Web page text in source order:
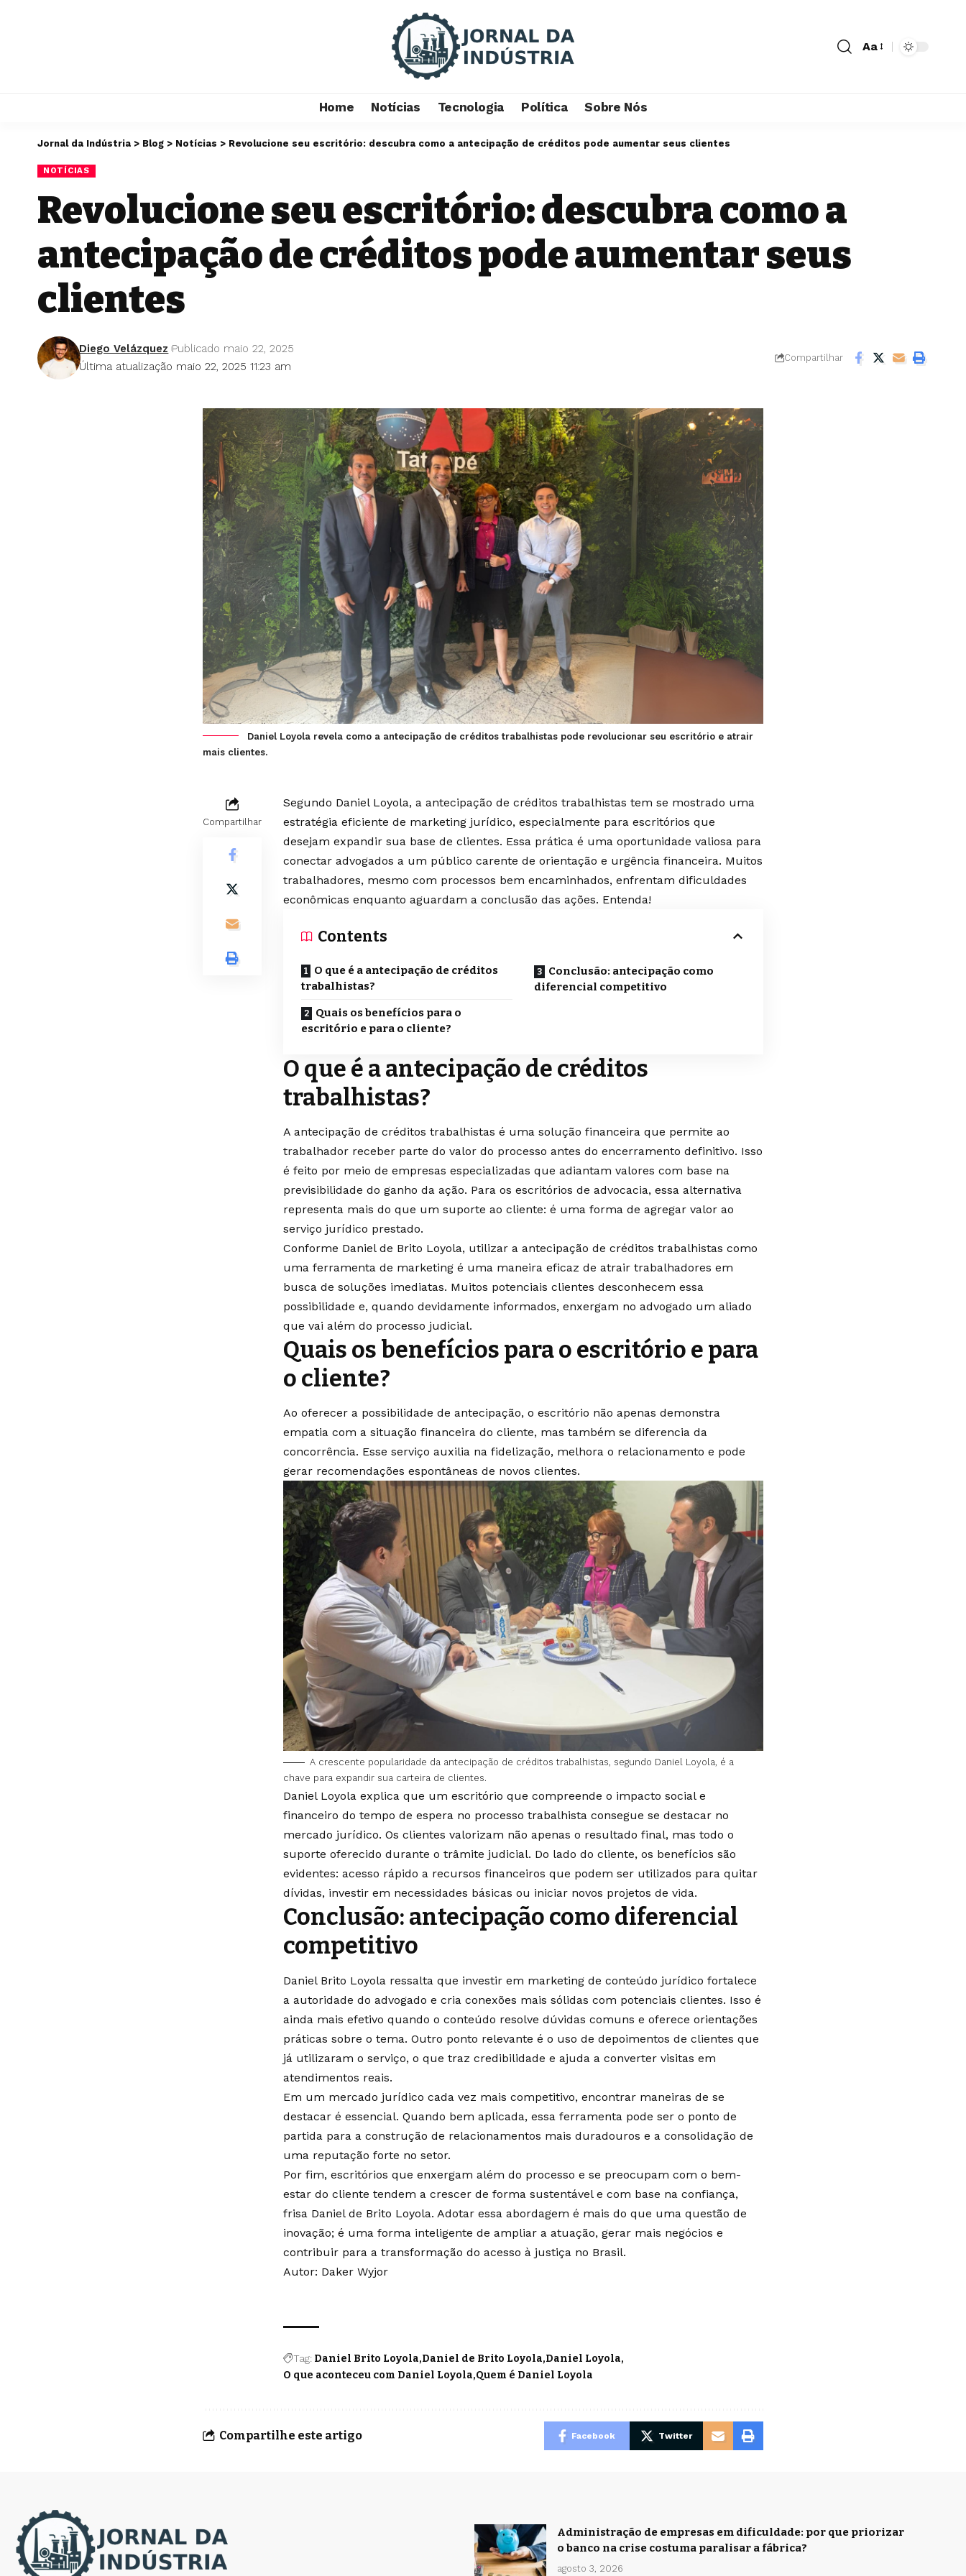
Aa
Home Notícias Tecnologia Política Sobre Nós
Jornal da Indústria > Blog > Notícias > Revolucione seu escritório: descubra como a antecipação de créditos pode aumentar seus clientes
NOTÍCIAS
Revolucione seu escritório: descubra como a
antecipação de créditos pode aumentar seus
clientes
Última atualização maio 22, 2025 11:23 am
Diego Velázquez Publicado maio 22, 2025
Compartilhar
Daniel Loyola revela como a antecipação de créditos trabalhistas pode revolucionar seu escritório e atrair
mais clientes.
Compartilhar
Segundo Daniel Loyola, a antecipação de créditos trabalhistas tem se mostrado uma
estratégia eficiente de marketing jurídico, especialmente para escritórios que
desejam expandir sua base de clientes. Essa prática é uma oportunidade valiosa para
conectar advogados a um público carente de orientação e urgência financeira. Muitos
trabalhadores, mesmo com processos bem encaminhados, enfrentam dificuldades
econômicas enquanto aguardam a conclusão das ações. Entenda!
Contents
O que é a antecipação de créditos
trabalhistas?
Quais os benefícios para o
escritório e para o cliente?
Conclusão: antecipação como
diferencial competitivo
O que é a antecipação de créditos
trabalhistas?
A antecipação de créditos trabalhistas é uma solução financeira que permite ao
trabalhador receber parte do valor do processo antes do encerramento definitivo. Isso
é feito por meio de empresas especializadas que adiantam valores com base na
previsibilidade do ganho da ação. Para os escritórios de advocacia, essa alternativa
representa mais do que um suporte ao cliente: é uma forma de agregar valor ao
serviço jurídico prestado.
Conforme Daniel de Brito Loyola, utilizar a antecipação de créditos trabalhistas como
uma ferramenta de marketing é uma maneira eficaz de atrair trabalhadores em
busca de soluções imediatas. Muitos potenciais clientes desconhecem essa
possibilidade e, quando devidamente informados, enxergam no advogado um aliado
que vai além do processo judicial.
Quais os benefícios para o escritório e para
o cliente?
Ao oferecer a possibilidade de antecipação, o escritório não apenas demonstra
empatia com a situação financeira do cliente, mas também se diferencia da
concorrência. Esse serviço auxilia na fidelização, melhora o relacionamento e pode
gerar recomendações espontâneas de novos clientes.
A crescente popularidade da antecipação de créditos trabalhistas, segundo Daniel Loyola, é a
chave para expandir sua carteira de clientes.
Daniel Loyola explica que um escritório que compreende o impacto social e
financeiro do tempo de espera no processo trabalhista consegue se destacar no
mercado jurídico. Os clientes valorizam não apenas o resultado final, mas todo o
suporte oferecido durante o trâmite judicial. Do lado do cliente, os benefícios são
evidentes: acesso rápido a recursos financeiros que podem ser utilizados para quitar
dívidas, investir em necessidades básicas ou iniciar novos projetos de vida.
Conclusão: antecipação como diferencial
competitivo
Daniel Brito Loyola ressalta que investir em marketing de conteúdo jurídico fortalece
a autoridade do advogado e cria conexões mais sólidas com potenciais clientes. Isso é
ainda mais efetivo quando o conteúdo resolve dúvidas comuns e oferece orientações
práticas sobre o tema. Outro ponto relevante é o uso de depoimentos de clientes que
já utilizaram o serviço, o que traz credibilidade e ajuda a converter visitas em
atendimentos reais.
Em um mercado jurídico cada vez mais competitivo, encontrar maneiras de se
destacar é essencial. Quando bem aplicada, essa ferramenta pode ser o ponto de
partida para a construção de relacionamentos mais duradouros e a consolidação de
uma reputação forte no setor.
Por fim, escritórios que enxergam além do processo e se preocupam com o bem-
estar do cliente tendem a crescer de forma sustentável e com base na confiança,
frisa Daniel de Brito Loyola. Adotar essa abordagem é mais do que uma questão de
inovação; é uma forma inteligente de ampliar a atuação, gerar mais negócios e
contribuir para a transformação do acesso à justiça no Brasil.
Autor: Daker Wyjor
Tag: Daniel Brito Loyola Daniel de Brito Loyola Daniel Loyola
O que aconteceu com Daniel Loyola Quem é Daniel Loyola
Compartilhe este artigo Facebook Twitter
Administração de empresas em dificuldade: por que priorizar
o banco na crise costuma paralisar a fábrica?
agosto 3, 2026